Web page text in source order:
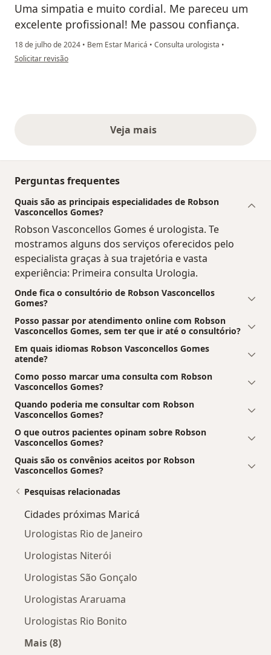
Uma simpatia e muito cordial. Me pareceu um
excelente profissional! Me passou confiança.
18 de julho de 2024 • Bem Estar Maricá • Consulta urologista •
na opinião do utilizador Camilla
Solicitar revisão
Veja maisopiniões acima
Perguntas frequentes
Quais são as principais especialidades de Robson
Vasconcellos Gomes?
Robson Vasconcellos Gomes é urologista. Te
mostramos alguns dos serviços oferecidos pelo
especialista graças à sua trajetória e vasta
experiência: Primeira consulta Urologia.
Onde fica o consultório de Robson Vasconcellos
Gomes?
Posso passar por atendimento online com Robson
Vasconcellos Gomes, sem ter que ir até o consultório?
Em quais idiomas Robson Vasconcellos Gomes
atende?
Como posso marcar uma consulta com Robson
Vasconcellos Gomes?
Quando poderia me consultar com Robson
Vasconcellos Gomes?
O que outros pacientes opinam sobre Robson
Vasconcellos Gomes?
Quais são os convênios aceitos por Robson
Vasconcellos Gomes?
Pesquisas relacionadas
Cidades próximas Maricá
Urologistas Rio de Janeiro
Urologistas Niterói
Urologistas São Gonçalo
Urologistas Araruama
Urologistas Rio Bonito
Mais (8)